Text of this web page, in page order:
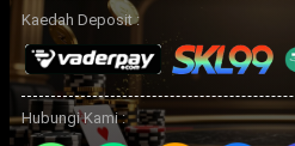
Kaedah Deposit :
Hubungi Kami :